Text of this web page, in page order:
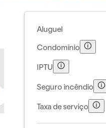
Aluguel
Condomínio
IPTU
Seguro incêndio
Taxa de serviço